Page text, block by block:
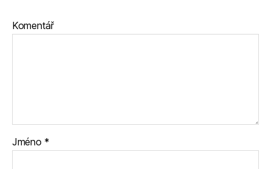
Komentář
Jméno *